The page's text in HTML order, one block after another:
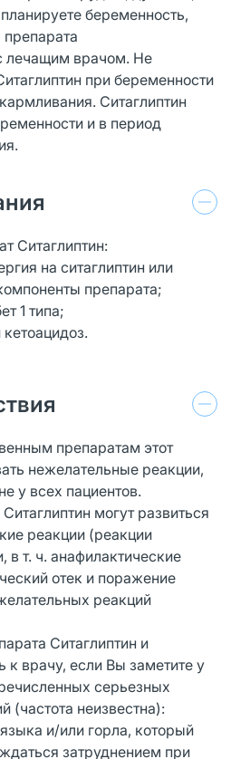
беременность,
лечащим врачом. Не
при беременности
Ситаглиптин
и в период
Ситаглиптин:
на ситаглиптин или
препарата;
1 типа;
препаратам этот
нежелательные реакции,
у всех пациентов.
могут развиться
реакции (реакции
в т. ч. анафилактические
отек и поражение
реакций
Ситаглиптин и
к врачу, если Вы заметите у
серьезных
(частота неизвестна):
и/или горла, который
затруднением при